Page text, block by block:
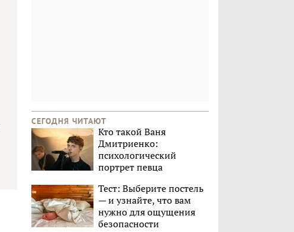
СЕГОДНЯ ЧИТАЮТ
Кто такой Ваня
Дмитриенко:
психологический
портрет певца
Тест: Выберите постель
— и узнайте, что вам
нужно для ощущения
безопасности